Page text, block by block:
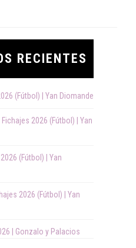
RECIENTES
(Fútbol) | Yan Diomande
Fichajes 2026 (Fútbol) | Yan
(Fútbol) | Yan
2026 (Fútbol) | Yan
| Gonzalo y Palacios